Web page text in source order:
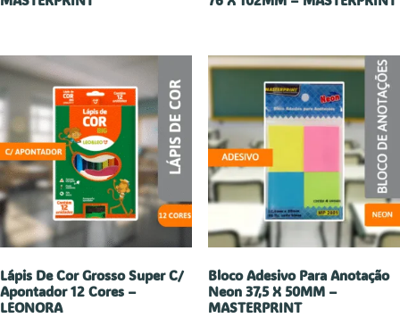
Lápis De Cor Grosso Super C/
Apontador 12 Cores –
LEONORA
Bloco Adesivo Para Anotação
Neon 37,5 X 50MM –
MASTERPRINT